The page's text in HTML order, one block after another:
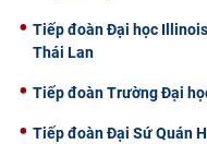
Tiếp đoàn Đại học
Thái Lan
Tiếp đoàn Trường Đại
Tiếp đoàn Đại Sứ Quán